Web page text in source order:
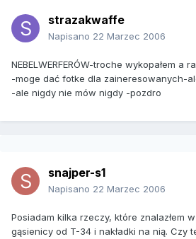
strazakwaffe
Napisano 22 Marzec 2006
NEBELWERFERÓW-troche wykopałem a
-moge dać fotke dla zaineresowanych-
-ale nigdy nie mów nigdy -pozdro
snajper-s1
Napisano 22 Marzec 2006
Posiadam kilka rzeczy, które znalazłem
gąsienicy od T-34 i nakładki na nią. Czy